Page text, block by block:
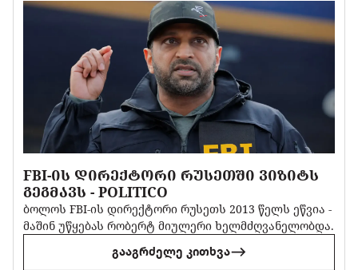
FBI-ᲘᲡ ᲓᲘᲠᲔᲥᲢᲝᲠᲘ ᲠᲣᲡᲔᲗᲨᲘ ᲕᲘᲖᲘᲢᲡ
ᲒᲔᲒᲛᲐᲕᲡ - POLITICO
ბოლოს FBI-ის დირექტორი რუსეთს 2013 წელს ეწვია -
მაშინ უწყებას რობერტ მიულერი ხელმძღვანელობდა.
გააგრძელე კითხვა